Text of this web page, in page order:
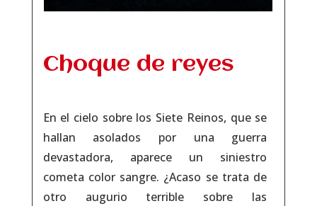
Choque de reyes
En el cielo sobre los Siete Reinos, que se
hallan asolados por una guerra
devastadora, aparece un siniestro
cometa color sangre. ¿Acaso se trata de
otro augurio terrible sobre las